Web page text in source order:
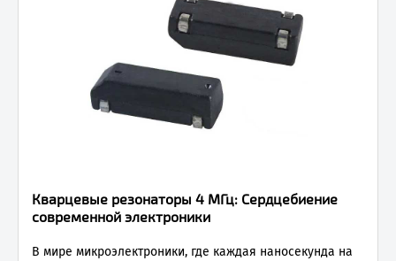
Кварцевые резонаторы 4 МГц: Сердцебиение
современной электроники
В мире микроэлектроники, где каждая наносекунда на